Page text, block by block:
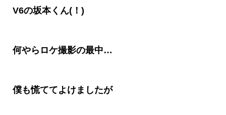
V6の坂本くん(！)
何やらロケ撮影の最中…
僕も慌ててよけましたが